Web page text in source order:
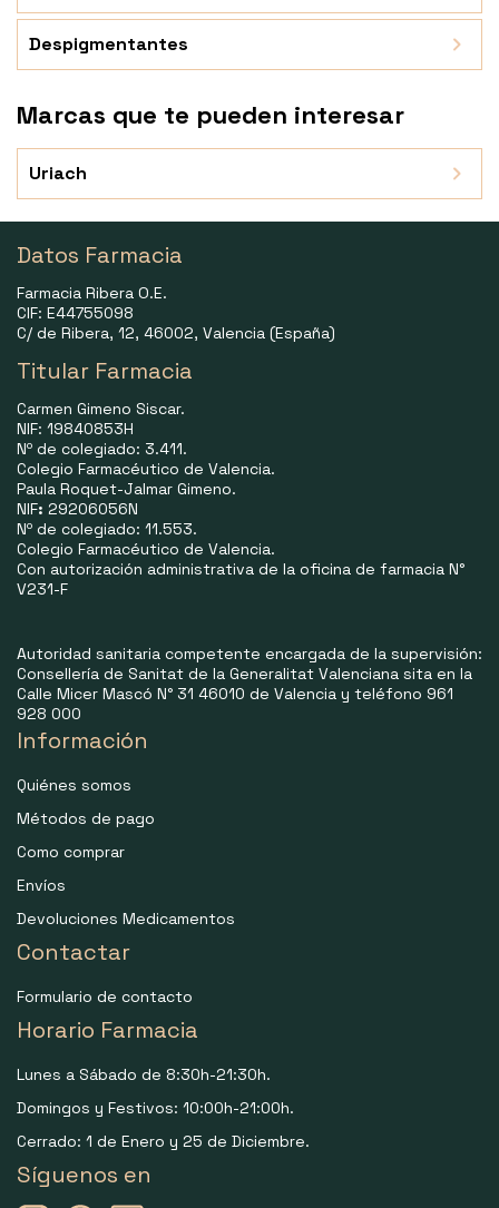
Despigmentantes
Marcas que te pueden interesar
Uriach
Datos Farmacia
Farmacia Ribera O.E.
CIF: E44755098
C/ de Ribera, 12, 46002, Valencia (España)
Titular Farmacia
Carmen Gimeno Siscar.
NIF: 19840853H
Nº de colegiado: 3.411.
Colegio Farmacéutico de Valencia.
Paula Roquet-Jalmar Gimeno.
NIF: 29206056N
Nº de colegiado: 11.553.
Colegio Farmacéutico de Valencia.
Con autorización administrativa de la oficina de farmacia N°
V231-F
Autoridad sanitaria competente encargada de la supervisión:
Consellería de Sanitat de la Generalitat Valenciana sita en la
Calle Micer Mascó N° 31 46010 de Valencia y teléfono 961
928 000
Información
Quiénes somos
Métodos de pago
Como comprar
Envíos
Devoluciones Medicamentos
Contactar
Formulario de contacto
Horario Farmacia
Lunes a Sábado de 8:30h-21:30h.
Domingos y Festivos: 10:00h-21:00h.
Cerrado: 1 de Enero y 25 de Diciembre.
Síguenos en